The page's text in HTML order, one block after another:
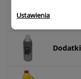
Ustawienia